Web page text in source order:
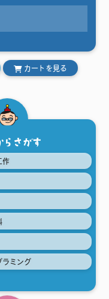
らさがす
作
ラミング
カートを見る